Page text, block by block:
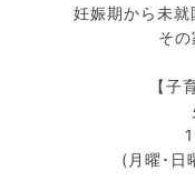
妊娠期から未
そ
【子
(月曜･日